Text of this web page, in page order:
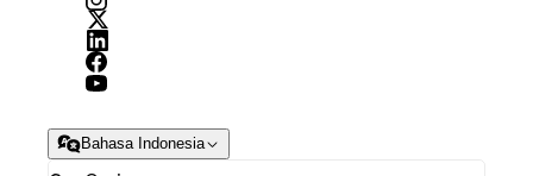
Bahasa Indonesia